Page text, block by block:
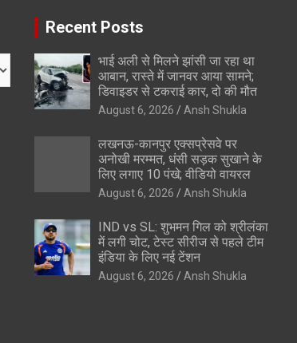
Recent Posts
भाई अली से मिलने झांसी जा रहा था
आबान, रास्ते में जानवर आया सामने;
डिवाइडर से टकराई कार, दो की मौत
August 6, 2026 Ansh Shukla
लखनऊ-कानपुर एक्सप्रेसवे पर
अनोखी मरम्मत, धंसी सड़क सुखाने के
लिए लगाए 10 पंखे; वीडियो वायरल
August 6, 2026 Ansh Shukla
IND vs SL: शुभमन गिल को श्रीलंका
में लगी चोट, टेस्ट सीरीज से पहले टीम
इंडिया के लिए नई टेंशन
August 6, 2026 Ansh Shukla